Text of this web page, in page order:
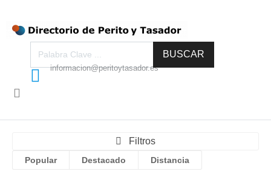
BUSCAR
informacion@peritoytasador.es
Filtros
Popular Destacado Distancia